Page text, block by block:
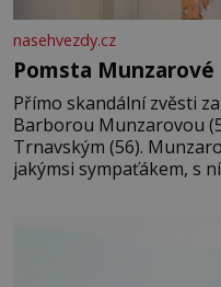
nasehvezdy.cz
Pomsta
Přímo skandální zvěsti
Barborou Munzarovou
Trnavským (56).
jakýmsi sympaťákem, s